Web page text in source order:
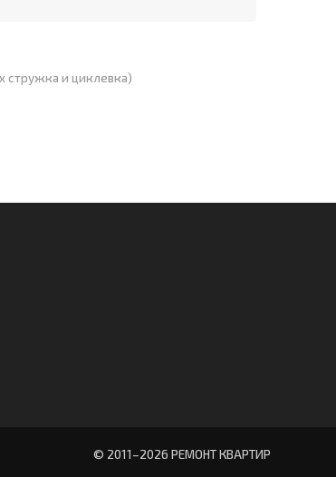
стружка и циклевка)
© 2011–2026 РЕМОНТ КВАРТИР